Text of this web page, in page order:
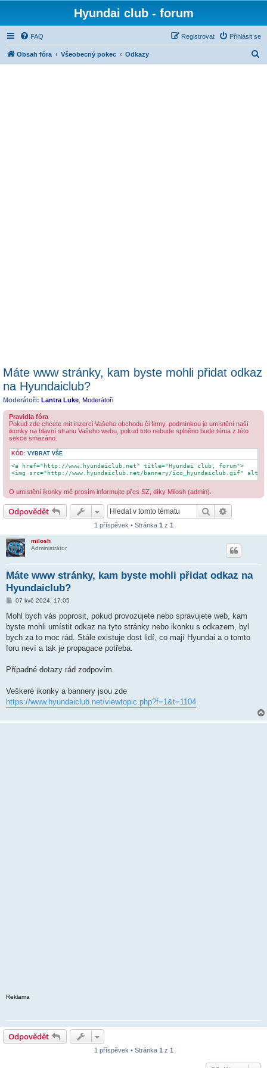
Hyundai club - forum
FAQ Přihlásit se
Registrovat
Obsah fóra Všeobecný pokec Odkazy
Máte www stránky, kam byste mohli přidat odkaz
na Hyundaiclub?
Moderátoři: Lantra Luke Moderátoři
Pravidla fóra
Pokud zde chcete mít inzerci Vašeho obchodu či firmy, podmínkou je umístění naší
ikonky na hlavní stranu Vašeho webu, pokud toto nebude splněno bude téma z této
sekce smazáno.
KÓD: VYBRAT VŠE
<a href="http://www.hyundaiclub.net" title="Hyundai club, forum">
<img src="http://www.hyundaiclub.net/bannery/ico_hyundaiclub.gif"
O umístění ikonky mě prosím informujte přes SZ, díky Milosh (admin).
Odpovědět Hledat
1 příspěvek • Stránka 1 z 1
milosh
Administrátor
Máte www stránky, kam byste mohli přidat odkaz na
Hyundaiclub?
P
í
p
ě
e
07 kvě 2024, 17:05
Mohl bych vás poprosit, pokud provozujete nebo spravujete web, kam
byste mohli umístit odkaz na tyto stránky nebo ikonku s odkazem, byl
bych za to moc rád. Stále existuje dost lidí, co mají Hyundai a o tomto
foru neví a tak je propagace potřeba.
Případné dotazy rád zodpovím.
Veškeré ikonky a bannery jsou zde
https://www.hyundaiclub.net/viewtopic.php?f=1&t=1104
Reklama
Odpovědět
1 příspěvek • Stránka 1 z 1